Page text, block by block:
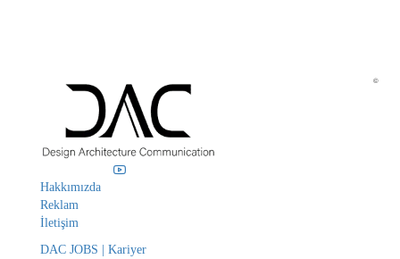
Hakkımızda
Reklam
İletişim
DAC JOBS | Kariyer
©